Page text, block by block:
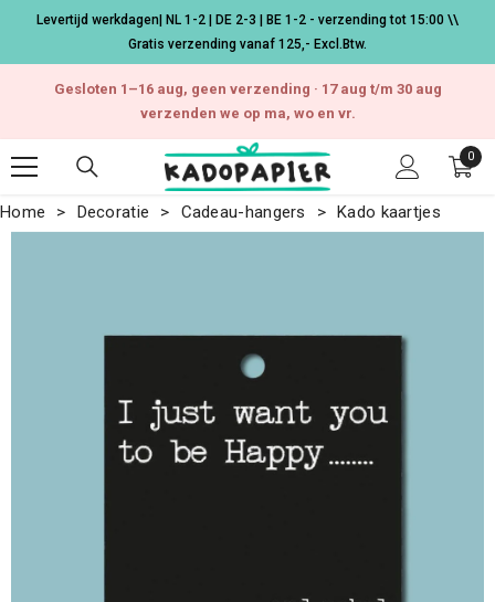
Levertijd werkdagen| NL 1-2 | DE 2-3 | BE 1-2 - verzending tot 15:00 \\
Gratis verzending vanaf 125,- Excl.Btw.
Gesloten 1–16 aug, geen verzending · 17 aug t/m 30 aug
verzenden we op ma, wo en vr.
0
0
Home Decoratie Cadeau-hangers Kado kaartjes